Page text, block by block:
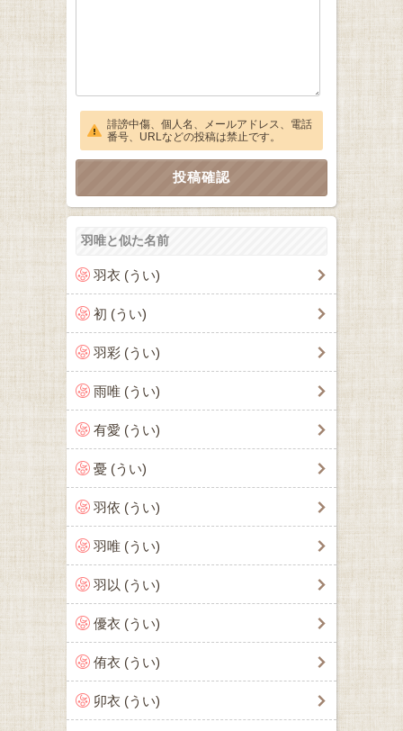
誹謗中傷、個人名、メールアドレス、電話
番号、URLなどの投稿は禁止です。
羽唯と似た名前
羽衣 (うい)
初 (うい)
羽彩 (うい)
雨唯 (うい)
有愛 (うい)
憂 (うい)
羽依 (うい)
羽唯 (うい)
羽以 (うい)
優衣 (うい)
侑衣 (うい)
卯衣 (うい)